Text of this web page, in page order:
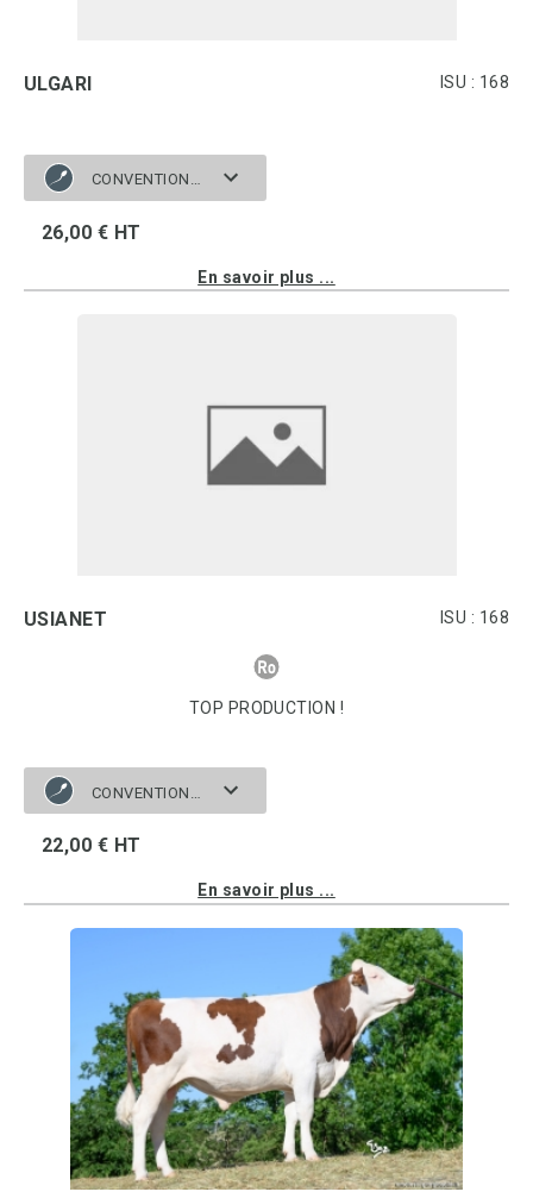
ULGARI ISU : 168
CONVENTIONNELLE
26,00 € HT
En savoir plus ...
USIANET ISU : 168
TOP PRODUCTION !
22,00 € HT
En savoir plus ...